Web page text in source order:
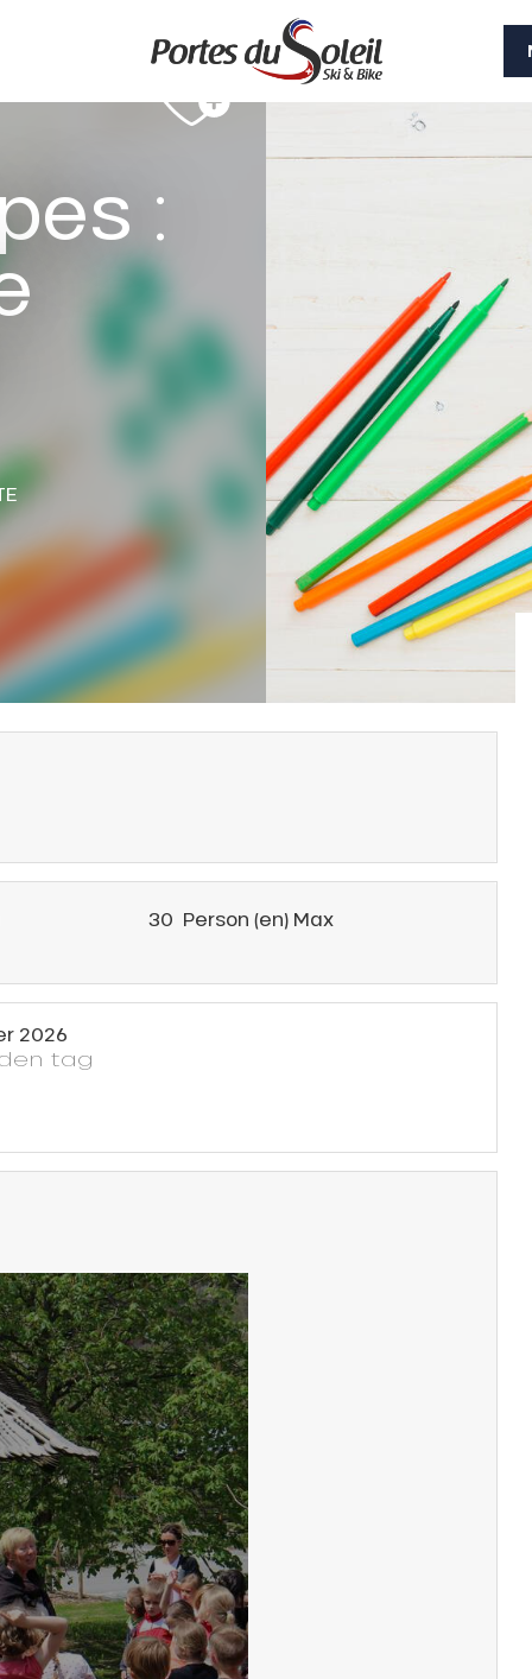
:
30 Person (en) Max
2026
tag